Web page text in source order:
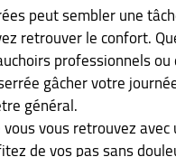
peut sembler une
retrouver le confort.
professionnels
gâcher votre
général.
vous retrouvez
de vos pas sans